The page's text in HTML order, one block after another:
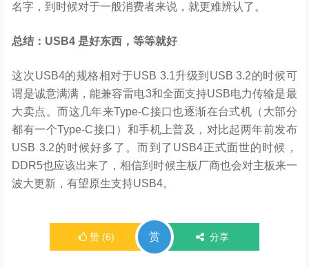
名字，到时候对于一般消费者来说，就更难辨认了。
总结：USB4 是好东西，等等就好
这次USB4的规格相对于USB 3.1升级到USB 3.2的时候可
谓是诚意满满，能兼容雷电3和全面支持USB电力传输是最
大卖点。而这几年来Type-C接口也逐渐在台式机（大部分
都有一个Type-C接口）和手机上普及，对比起两年前发布
USB 3.2的时候好多了。而到了USB4正式面世的时候，
DDR5也应该出来了，相信到时候主板厂商也会对主板来一
波大更新，有望原生支持USB4。
赞 (6) 赏 分享